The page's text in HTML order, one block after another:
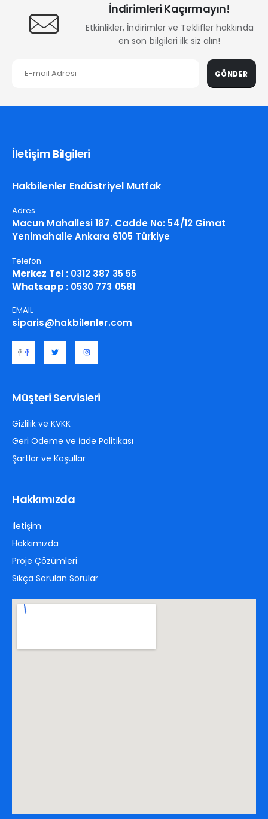
İndirimleri Kaçırmayın!
Etkinlikler, İndirimler ve Teklifler hakkında
en son bilgileri ilk siz alın!
GÖNDER
İletişim Bilgileri
Hakbilenler Endüstriyel Mutfak
Adres
Macun Mahallesi 187. Cadde No: 54/12 Gimat
Yenimahalle Ankara 6105 Türkiye
Telefon
Merkez Tel :0312 387 35 55
Whatsapp :0530 773 0581
EMAIL
siparis@hakbilenler.com
Müşteri Servisleri
Gizlilik ve KVKK
Geri Ödeme ve İade Politikası
Şartlar ve Koşullar
Hakkımızda
İletişim
Hakkımızda
Proje Çözümleri
Sıkça Sorulan Sorular